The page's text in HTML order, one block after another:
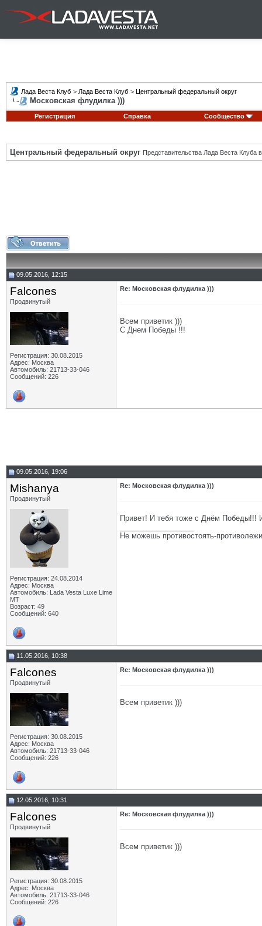
Лада Веста Клуб > Лада Веста Клуб > Центральный федеральный округ
Московская флудилка )))
Регистрация Справка Сообщество
Центральный федеральный округ Представительства Лада Веста Клуба
09.05.2016, 12:15
Falcones
Продвинутый
Регистрация: 30.08.2015
Адрес: Москва
Автомобиль: 21713-33-046
Сообщений: 226
Re: Московская флудилка )))
Всем приветик )))
С Днем Победы !!!
09.05.2016, 19:06
Mishanya
Продвинутый
Регистрация: 24.08.2014
Адрес: Москва
Автомобиль: Lada Vesta Luxe Lime
MT
Возраст: 49
Сообщений: 640
Re: Московская флудилка )))
Привет! И тебя тоже с Днём Победы!!!
Не можешь противостоять-
11.05.2016, 10:38
Falcones
Продвинутый
Регистрация: 30.08.2015
Адрес: Москва
Автомобиль: 21713-33-046
Сообщений: 226
Re: Московская флудилка )))
Всем приветик )))
12.05.2016, 10:31
Falcones
Продвинутый
Регистрация: 30.08.2015
Адрес: Москва
Автомобиль: 21713-33-046
Сообщений: 226
Re: Московская флудилка )))
Всем приветик )))